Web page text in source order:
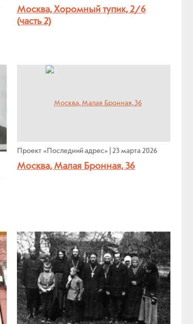
Москва, Хоромный тупик, 2/6
(часть 2)
Проект «Последний адрес» 23 марта 2026
Москва, Малая Бронная, 36